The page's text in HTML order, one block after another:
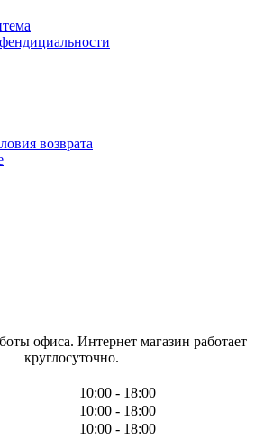
возврата
офиса. Интернет магазин работает
круглосуточно.
10:00 - 18:00
10:00 - 18:00
10:00 - 18:00